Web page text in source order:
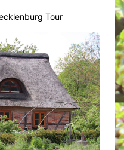
Tour